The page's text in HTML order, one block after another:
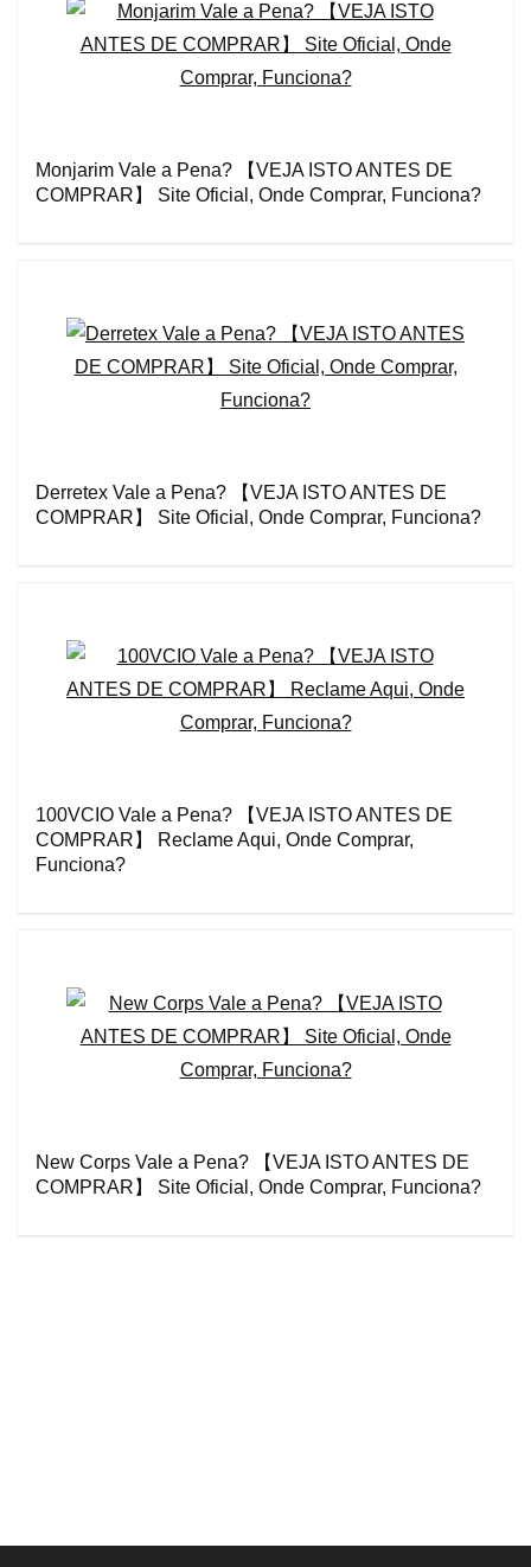
Monjarim Vale a Pena? 【VEJA ISTO ANTES DE
COMPRAR】 Site Oficial, Onde Comprar, Funciona?
Derretex Vale a Pena? 【VEJA ISTO ANTES DE
COMPRAR】 Site Oficial, Onde Comprar, Funciona?
100VCIO Vale a Pena? 【VEJA ISTO ANTES DE
COMPRAR】 Reclame Aqui, Onde Comprar,
Funciona?
New Corps Vale a Pena? 【VEJA ISTO ANTES DE
COMPRAR】 Site Oficial, Onde Comprar, Funciona?